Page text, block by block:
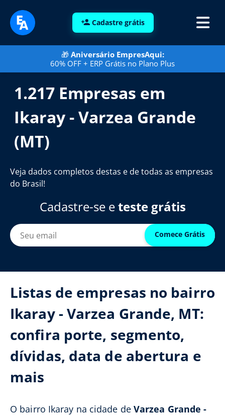
Cadastre grátis
🎁 Aniversário EmpresAqui:
60% OFF + ERP Grátis no Plano Plus
1.217 Empresas em
Ikaray - Varzea Grande
(MT)
Veja dados completos destas e de todas as empresas
do Brasil!
Cadastre-se eteste grátis
Comece Grátis
Listas de empresas no bairro
Ikaray - Varzea Grande, MT:
confira porte, segmento,
dívidas, data de abertura e
mais
O bairro Ikaray na cidade de Varzea Grande -